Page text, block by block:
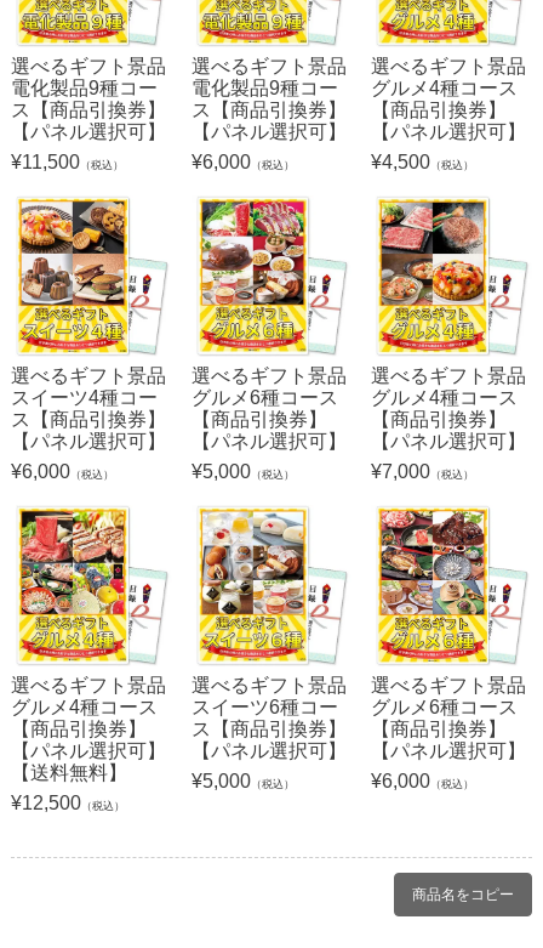
選べるギフト景品
電化製品9種コー
ス【商品引換券】
【パネル選択可】
¥11,500（税込）
選べるギフト景品
電化製品9種コー
ス【商品引換券】
【パネル選択可】
¥6,000（税込）
選べるギフト景品
グルメ4種コース
【商品引換券】
【パネル選択可】
¥4,500 （税込）
選べるギフト景品
スイーツ4種コー
ス【商品引換券】
【パネル選択可】
¥6,000（税込）
選べるギフト景品
グルメ6種コース
【商品引換券】
【パネル選択可】
¥5,000（税込）
選べるギフト景品
グルメ4種コース
【商品引換券】
【パネル選択可】
¥7,000 （税込）
選べるギフト景品
グルメ4種コース
【商品引換券】
【パネル選択可】
【送料無料】
¥12,500（税込）
選べるギフト景品
スイーツ6種コー
ス【商品引換券】
【パネル選択可】
¥5,000（税込）
選べるギフト景品
グルメ6種コース
【商品引換券】
【パネル選択可】
¥6,000 （税込）
商品名をコピー